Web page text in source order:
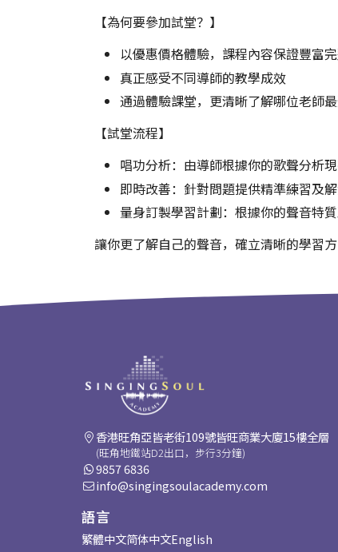
【為何要參加試堂？】
以優惠價格體驗，課程內容保證豐富
真正感受不同導師的教學成效
通過體驗課堂，更清晰了解哪位老師
【試堂流程】
唱功分析：由導師根據你的歌聲分析
即時改善：針對問題提供精準練習及
量身訂製學習計劃：根據你的聲音特
讓你更了解自己的聲音，確立清晰的學習方
香港旺角亞皆老街109號皆旺商業大廈15樓全層
(旺角地鐵站D2出口，步行3分鐘)
9857 6836
info@singingsoulacademy.com
語言
繁體中文简体中文English